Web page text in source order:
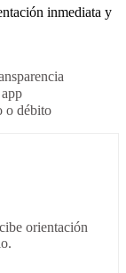
inmediata y
o débito
orientación